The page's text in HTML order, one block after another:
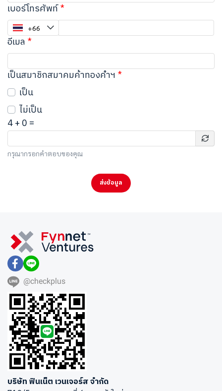
เบอร์โทรศัพท์
อีเมล
เป็นสมาชิกสมาคมค้าทองคำฯ
เป็น
ไม่เป็น
4+ 0 =
กรุณากรอกคำตอบของคุณ
ส่งข้อมูล
@checkplus
บริษัท ฟินเน็ต เวนเจอร์ส จำกัด